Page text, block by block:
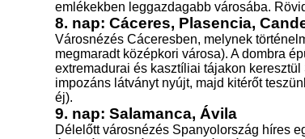
emlékekben leggazdagabb városába.
8. nap: Cáceres, Plasencia,
Városnézés Cáceresben, melynek
megmaradt középkori városa). A dombra
extremadurai és kasztíliai tájakon
impozáns látványt nyújt, majd kitérőt
éj).
9. nap: Salamanca, Ávila
Délelőtt városnézés Spanyolország híres